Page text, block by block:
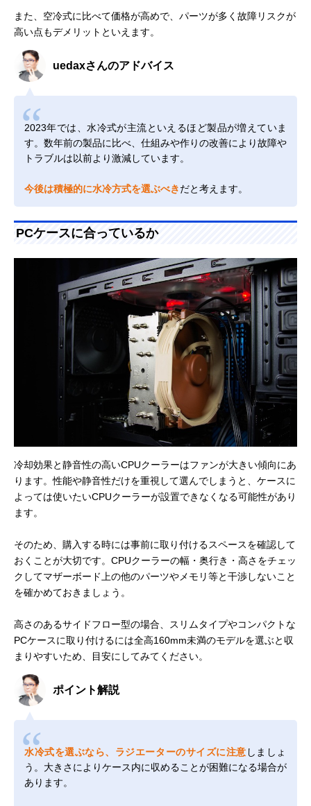
また、空冷式に比べて価格が高めで、パーツが多く故障リスクが
高い点もデメリットといえます。
uedaxさんのアドバイス
2023年では、水冷式が主流といえるほど製品が増えていま
す。数年前の製品に比べ、仕組みや作りの改善により故障や
トラブルは以前より激減しています。
今後は積極的に水冷方式を選ぶべきだと考えます。
PCケースに合っているか
冷却効果と静音性の高いCPUクーラーはファンが大きい傾向にあ
ります。性能や静音性だけを重視して選んでしまうと、ケースに
よっては使いたいCPUクーラーが設置できなくなる可能性があり
ます。
そのため、購入する時には事前に取り付けるスペースを確認して
おくことが大切です。CPUクーラーの幅・奥行き・高さをチェッ
クしてマザーボード上の他のパーツやメモリ等と干渉しないこと
を確かめておきましょう。
高さのあるサイドフロー型の場合、スリムタイプやコンパクトな
PCケースに取り付けるには全高160mm未満のモデルを選ぶと収
まりやすいため、目安にしてみてください。
ポイント解説
水冷式を選ぶなら、ラジエーターのサイズに注意 しましょ
う。大きさによりケース内に収めることが困難になる場合が
あります。